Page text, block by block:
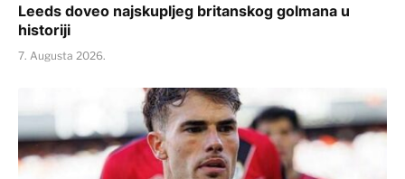
Leeds doveo najskupljeg britanskog golmana u
historiji
7. Augusta 2026.